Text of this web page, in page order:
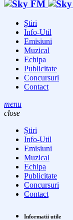
Știri
Info-Util
Emisiuni
Muzical
Echipa
Publicitate
Concursuri
Contact
menu
close
Știri
Info-Util
Emisiuni
Muzical
Echipa
Publicitate
Concursuri
Contact
Informatii utile